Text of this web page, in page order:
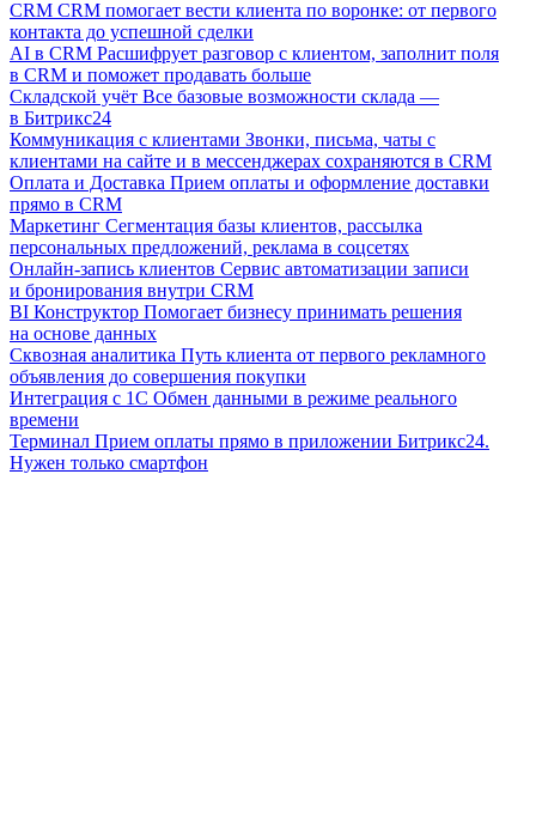
CRM CRM помогает вести клиента по воронке: от первого
контакта до успешной сделки
AI в CRM Расшифрует разговор с клиентом, заполнит поля
в CRM и поможет продавать больше
Складской учёт Все базовые возможности склада —
в Битрикс24
Коммуникация с клиентами Звонки, письма, чаты с
клиентами на сайте и в мессенджерах сохраняются в CRM
Оплата и Доставка Прием оплаты и оформление доставки
прямо в CRM
Маркетинг Сегментация базы клиентов, рассылка
персональных предложений, реклама в соцсетях
Онлайн-запись клиентов Сервис автоматизации записи
и бронирования внутри CRM
BI Конструктор Помогает бизнесу принимать решения
на основе данных
Сквозная аналитика Путь клиента от первого рекламного
объявления до совершения покупки
Интеграция с 1С Обмен данными в режиме реального
времени
Терминал Прием оплаты прямо в приложении Битрикс24.
Нужен только смартфон